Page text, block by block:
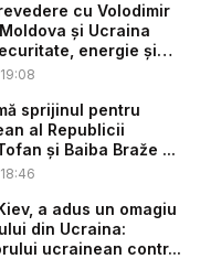
cu Volodimir
și Ucraina
energie și
sprijinul pentru
al Republicii
și Baiba Braže ...
a adus un omagiu
din Ucraina:
ucrainean contr...